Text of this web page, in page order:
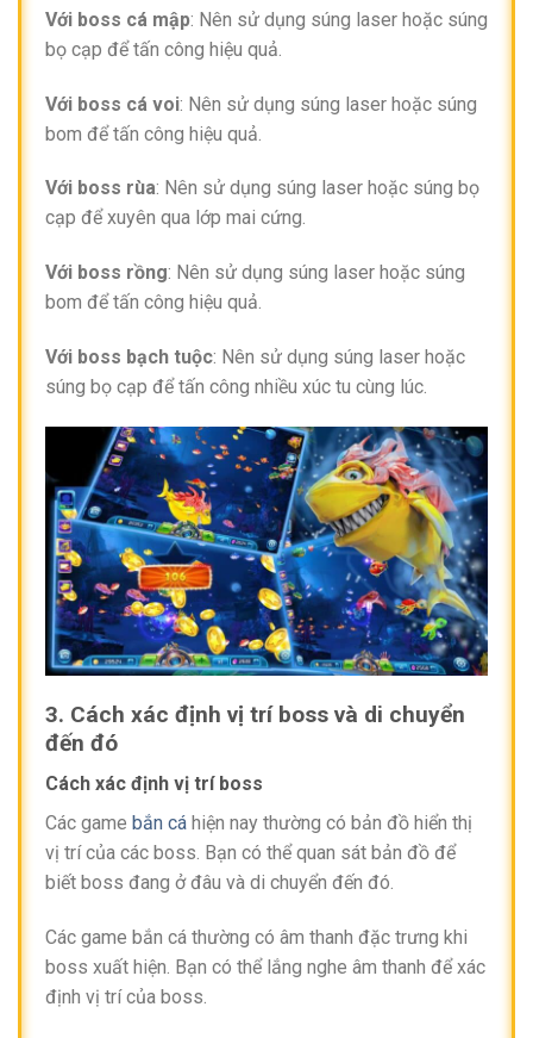
Với boss cá mập: Nên sử dụng súng laser hoặc súng
bọ cạp để tấn công hiệu quả.
Với boss cá voi: Nên sử dụng súng laser hoặc súng
bom để tấn công hiệu quả.
Với boss rùa: Nên sử dụng súng laser hoặc súng bọ
cạp để xuyên qua lớp mai cứng.
Với boss rồng: Nên sử dụng súng laser hoặc súng
bom để tấn công hiệu quả.
Với boss bạch tuộc: Nên sử dụng súng laser hoặc
súng bọ cạp để tấn công nhiều xúc tu cùng lúc.
3. Cách xác định vị trí boss và di chuyển
đến đó
Cách xác định vị trí boss
Các game bắn cá hiện nay thường có bản đồ hiển thị
vị trí của các boss. Bạn có thể quan sát bản đồ để
biết boss đang ở đâu và di chuyển đến đó.
Các game bắn cá thường có âm thanh đặc trưng khi
boss xuất hiện. Bạn có thể lắng nghe âm thanh để xác
định vị trí của boss.